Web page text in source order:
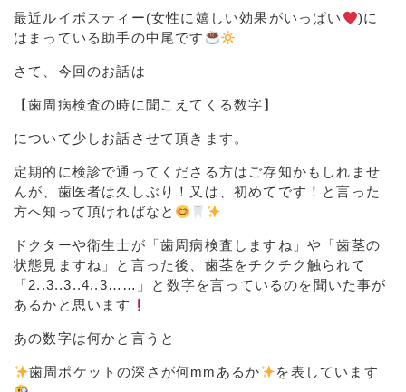
最近ルイボスティー(女性に嬉しい効果がいっぱい )に
はまっている助手の中尾です
さて、今回のお話は
【歯周病検査の時に聞こえてくる数字】
について少しお話させて頂きます。
定期的に検診で通ってくださる方はご存知かもしれませ
んが、歯医者は久しぶり！又は、初めてです！と言った
方へ知って頂ければなと
ドクターや衛生士が「歯周病検査しますね」や「歯茎の
状態見ますね」と言った後、歯茎をチクチク触られて
「2..3..3..4..3…… 」と数字を言っているのを聞いた事が
あるかと思います
あの数字は何かと言うと
歯周ポケットの深さが何mm あるか を表しています